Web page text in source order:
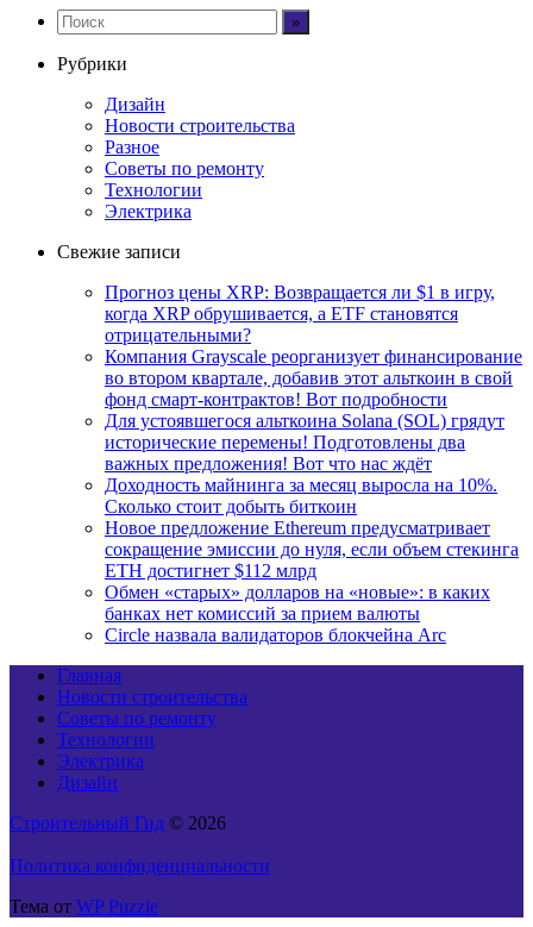
Рубрики
Дизайн
Новости строительства
Разное
Советы по ремонту
Технологии
Электрика
Свежие записи
Прогноз цены XRP: Возвращается ли $1 в игру,
когда XRP обрушивается, а ETF становятся
отрицательными?
Компания Grayscale реорганизует финансирование
во втором квартале, добавив этот альткоин в свой
фонд смарт-контрактов! Вот подробности
Для устоявшегося альткоина Solana (SOL) грядут
исторические перемены! Подготовлены два
важных предложения! Вот что нас ждёт
Доходность майнинга за месяц выросла на 10%.
Сколько стоит добыть биткоин
Новое предложение Ethereum предусматривает
сокращение эмиссии до нуля, если объем стекинга
ETH достигнет $112 млрд
Обмен «старых» долларов на «новые»: в каких
банках нет комиссий за прием валюты
Circle назвала валидаторов блокчейна Arc
Главная
Новости строительства
Советы по ремонту
Технологии
Электрика
Дизайн
Строительный Гид © 2026
Политика конфиденциальности
Тема от WP Puzzle